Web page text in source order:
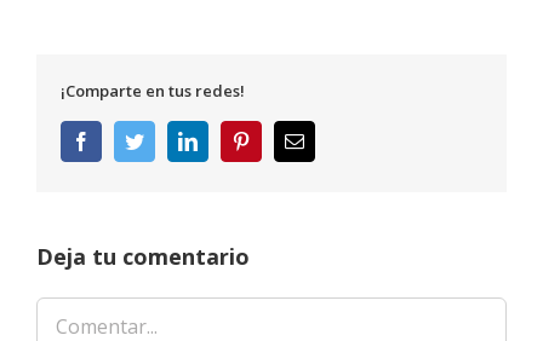
¡Comparte en tus redes!
FacebookTwitterLinkedInPinterestCorreo
electrónico
Deja tu comentario
Comentar